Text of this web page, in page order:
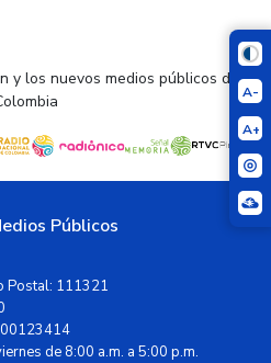
A-
A+
y los nuevos medios públicos de
Públicos
Postal: 111321
de 8:00 a.m. a 5:00 p.m.